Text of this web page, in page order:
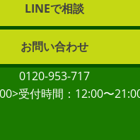
LINEで相談
お問い合わせ
0120-953-717
受付時間：12:00〜